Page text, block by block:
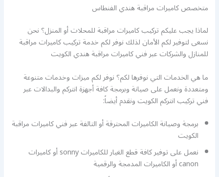
متخصص كاميرات مراقبة هندي الفنطاس
لماذا يجب عليكم تركيب كاميرات مراقبة للمحلات أو المنزل؟ نحن
نسعى لتوفير لكم الأمان لذلك نوفر لكم خدمة تركيب كاميرات مراقبة
للمنازل والشركات عبر فني كاميرات مراقبة هندي الكويت
ما هي الخدمات التي نوفرها لكم؟ نوفر لكم ميزات وخدمات متنوعة
ومتعددة ونعمل على صيانة وبرمجة كافة أجهزة انتركم والبدالات عبر
فني تركيب انتركم الكويت ونقدم أيضاً:
برمجة وصيانة الكاميرات المحترقة أو التالفة عبر فني كاميرات مراقبة
الكويت
نعمل على توفير كافة قطع الغيار للكاميرات sonny أو كاميرات
canon أو الكاميرات المدمجة والرقمية